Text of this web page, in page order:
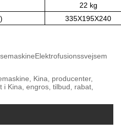
22 kg
335X195X240
Kina, producenter,
Kina, engros, tilbud, rabat,